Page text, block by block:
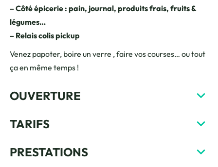
– Côté épicerie : pain, journal, produits frais, fruits &
légumes…
– Relais colis pickup
Venez papoter, boire un verre , faire vos courses… ou tout
ça en même temps !
OUVERTURE
TARIFS
PRESTATIONS